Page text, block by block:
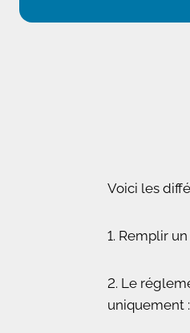
Voici les
1. Remplir
2. Le
uniquement :